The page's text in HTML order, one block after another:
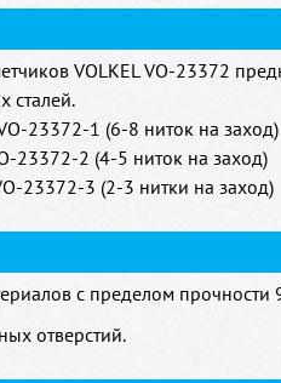
VOLKEL VO-23372
сталей.
23372-1 (6-8 ниток на заход)
23372-2 (4-5 ниток на заход)
23372-3 (2-3 нитки на заход)
с пределом прочности
отверстий.